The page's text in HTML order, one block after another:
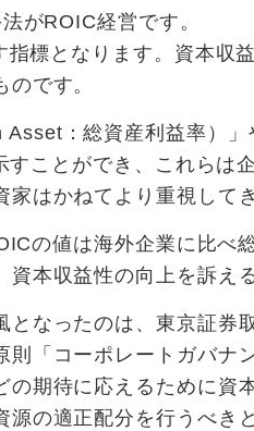
がROIC経営です。
標となります。資本収
です。
：総資産利益率）
ことができ、これらは
はかねてより重視して
の値は海外企業に比べ
本収益性の向上を訴え
となったのは、東京証券
「コーポレートガバナ
期待に応えるために資
の適正配分を行うべき